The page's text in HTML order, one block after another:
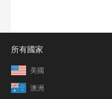
所有國家
美國
澳洲